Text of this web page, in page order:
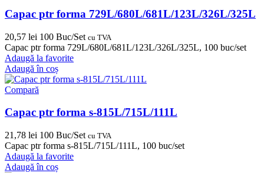
Capac ptr forma 729L/680L/681L/123L/326L/325L
20,57 lei 100 Buc/Set cu TVA
Capac ptr forma 729L/680L/681L/123L/326L/325L, 100 buc/set
Adaugă la favorite
Adaugă în coș
Compară
Capac ptr forma s-815L/715L/111L
21,78 lei 100 Buc/Set cu TVA
Capac ptr forma s-815L/715L/111L, 100 buc/set
Adaugă la favorite
Adaugă în coș